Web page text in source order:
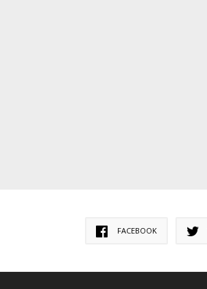
FACEBOOK